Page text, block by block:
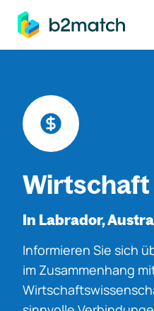
springen
Wirtschaft
In Labrador,
Informieren Sie sich
im Zusammenhang